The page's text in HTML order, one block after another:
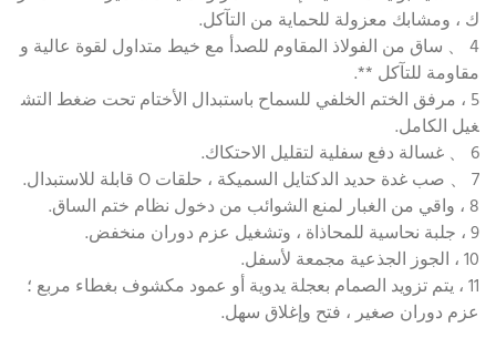
ك ، ومشابك معزولة للحماية من التآكل.
4 、 ساق من الفولاذ المقاوم للصدأ مع خيط متداول لقوة عالية و
مقاومة للتآكل **.
5 ، مرفق الختم الخلفي للسماح باستبدال الأختام تحت ضغط التش
غيل الكامل.
6 、 غسالة دفع سفلية لتقليل الاحتكاك.
7 、 صب غدة حديد الدكتايل السميكة ، حلقات O قابلة للاستبدال.
8 ، واقي من الغبار لمنع الشوائب من دخول نظام ختم الساق.
9 ، جلبة نحاسية للمحاذاة ، وتشغيل عزم دوران منخفض.
10 ، الجوز الجذعية مجمعة لأسفل.
11 ، يتم تزويد الصمام بعجلة يدوية أو عمود مكشوف بغطاء مربع ؛
عزم دوران صغير ، فتح وإغلاق سهل.